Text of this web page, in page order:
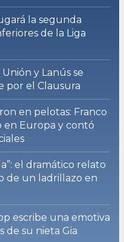
la segunda
de la Liga
Unión y Lanús se
por el Clausura
en pelotas: Franco
en Europa y contó
el dramático relato
de un ladrillazo en
escribe una emotiva
de su nieta Gia